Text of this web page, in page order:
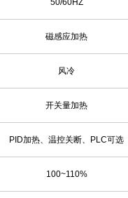
50/60HZ
磁感应加热
风冷
开关量加热
PID加热、温控关断、 PLC可选
100~110%